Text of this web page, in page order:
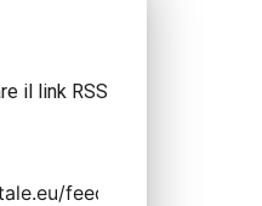
il link RSS